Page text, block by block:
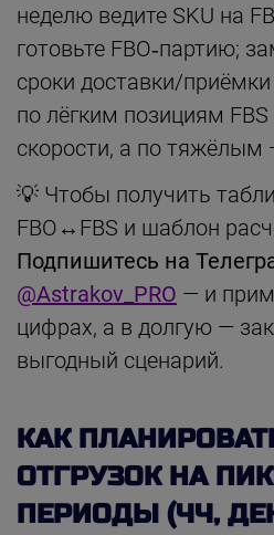
неделю ведите SKU на
готовьте FBO‑партию;
сроки доставки/
по лёгким позициям
скорости, а по тяжёлым
💡 Чтобы получить
FBO↔FBS и шаблон
Подпишитесь на
@Astrakov_PRO — и
цифрах, а в долгую —
выгодный сценарий.
КАК
ОТГРУЗОК НА
ПЕРИОДЫ (ЧЧ,